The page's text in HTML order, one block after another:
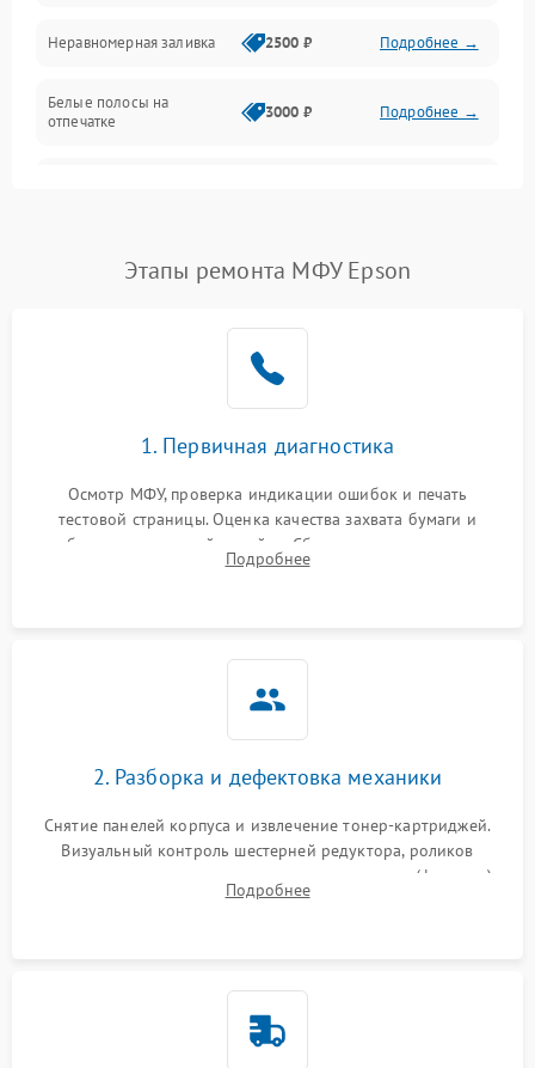
Дисплей и органы управления
Изображение
Неравномерная заливка 2500 ₽ Подробнее →
Белые полосы на
отпечатке
3000 ₽ Подробнее →
Этапы ремонта МФУ Epson
1. Первичная диагностика
Осмотр МФУ, проверка индикации ошибок и печать
тестовой страницы. Оценка качества захвата бумаги и
работы сканирующей линейки. Сбор данных о замятиях,
дефектах изображения или посторонних шумах при работе.
Подробнее
2. Разборка и дефектовка механики
Снятие панелей корпуса и извлечение тонер-картриджей.
Визуальный контроль шестерней редуктора, роликов
захвата, термопленки и прижимного вала в печи (фьюзере).
Проверка оптики сканера на загрязнения.
Подробнее